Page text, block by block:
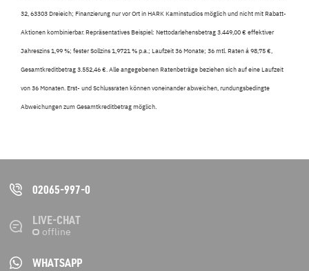
32, 63303 Dreieich; Finanzierung nur vor Ort in HARK Kaminstudios möglich und nicht mit Rabatt-
Aktionen kombinierbar. Repräsentatives Beispiel: Nettodarlehensbetrag 3.449,00 € effektiver
Jahreszins 1,99 %; fester Sollzins 1,9721 % p.a.; Laufzeit 36 Monate; 36 mtl. Raten á 98,75 €,
Gesamtkreditbetrag 3.552,46 €. Alle angegebenen Ratenbeträge beziehen sich auf eine Laufzeit
von 36 Monaten. Erst- und Schlussraten können voneinander abweichen, rundungsbedingte
Abweichungen zum Gesamtkreditbetrag möglich.
02065-997-0
LIVE-CHAT
WHATSAPP